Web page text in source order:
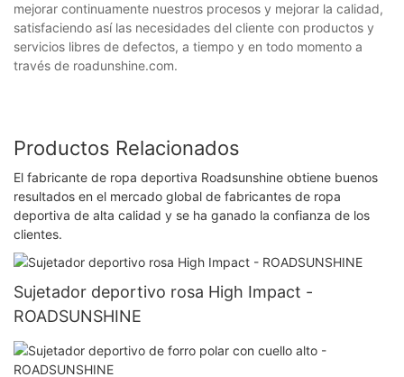
mejorar continuamente nuestros procesos y mejorar la calidad,
satisfaciendo así las necesidades del cliente con productos y
servicios libres de defectos, a tiempo y en todo momento a
través de roadunshine.com.
Productos Relacionados
El fabricante de ropa deportiva Roadsunshine obtiene buenos
resultados en el mercado global de fabricantes de ropa
deportiva de alta calidad y se ha ganado la confianza de los
clientes.
Sujetador deportivo rosa High Impact -
ROADSUNSHINE